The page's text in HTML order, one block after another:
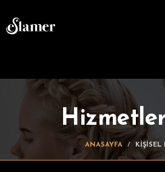
ANASAYFA KIŞISEL